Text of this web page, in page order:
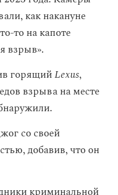
как накануне
то на капоте
взрыв».
горящийLexus,
взрыва на месте
со своей
добавив, что он